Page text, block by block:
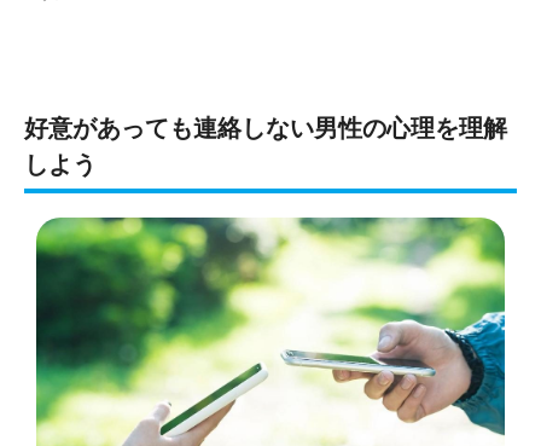
好意があっても連絡しない男性の心理を理解
しよう